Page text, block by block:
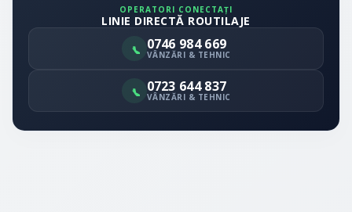
OPERATORI CONECTAȚI
LINIE DIRECTĂ ROUTILAJE
0746 984 669
VÂNZĂRI & TEHNIC
0723 644 837
VÂNZĂRI & TEHNIC